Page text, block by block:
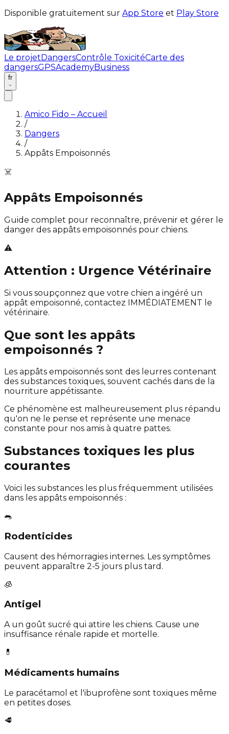
Disponible gratuitement sur App Store et Play Store
Le projetDangersContrôle ToxicitéCarte des
dangersGPSAcademyBusiness
fr
Amico Fido – Accueil
/
Dangers
/
Appâts Empoisonnés
☠️
Appâts Empoisonnés
Guide complet pour reconnaître, prévenir et gérer le
danger des appâts empoisonnés pour chiens.
⚠️
Attention : Urgence Vétérinaire
Si vous soupçonnez que votre chien a ingéré un
appât empoisonné, contactez IMMÉDIATEMENT le
vétérinaire.
Que sont les appâts
empoisonnés ?
Les appâts empoisonnés sont des leurres contenant
des substances toxiques, souvent cachés dans de la
nourriture appétissante.
Ce phénomène est malheureusement plus répandu
qu'on ne le pense et représente une menace
constante pour nos amis à quatre pattes.
Substances toxiques les plus
courantes
Voici les substances les plus fréquemment utilisées
dans les appâts empoisonnés :
🐀
Rodenticides
Causent des hémorragies internes. Les symptômes
peuvent apparaître 2-5 jours plus tard.
🧊
Antigel
A un goût sucré qui attire les chiens. Cause une
insuffisance rénale rapide et mortelle.
💊
Médicaments humains
Le paracétamol et l'ibuprofène sont toxiques même
en petites doses.
🥩